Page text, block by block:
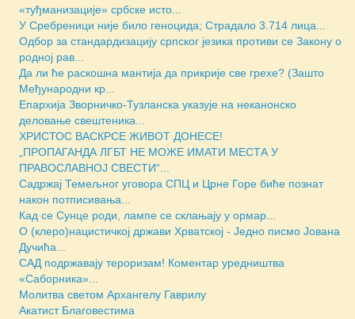
«туђманизације» србске исто...
У Сребреници није било геноцида; Страдало 3.714 лица...
Одбор за стандардизацију српског језика противи се Закону о
родној рав...
Да ли ће раскошна мантија да прикрије све грехе? (Зашто
Међународни кр...
Епархија Зворничко-Тузланска указује на неканонско
деловање свештеника...
ХРИСТОС ВАСКРСЕ ЖИВОТ ДОНЕСЕ!
„ПРОПАГАНДА ЛГБТ НЕ МОЖЕ ИМАТИ МЕСТА У
ПРАВОСЛАВНОЈ СВЕСТИ“...
Садржај Темељног уговора СПЦ и Црне Горе биће познат
након потписивања...
Кад се Сунце роди, лампе се склањају у ормар...
О (клеро)нацистичкој држави Хрватској - Једно писмо Јована
Дучића...
САД подржавају тероризам! Коментар уредништва
«Саборника»...
Молитва светом Архангелу Гаврилу
Акатист Благовестима